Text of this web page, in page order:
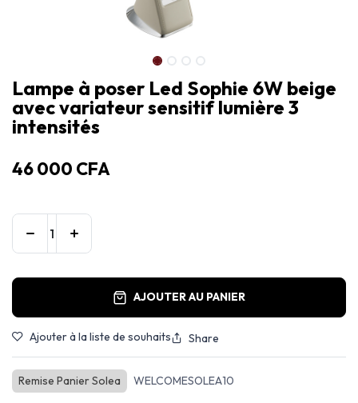
Lampe à poser Led Sophie 6W beige
avec variateur sensitif lumière 3
intensités
46 000 CFA
AJOUTER AU PANIER
Ajouter à la liste de souhaits Share
Remise Panier Solea WELCOMESOLEA10